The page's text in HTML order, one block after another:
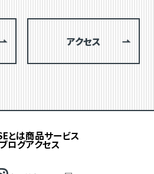
アクセス
とは商品サービス
ログアクセス